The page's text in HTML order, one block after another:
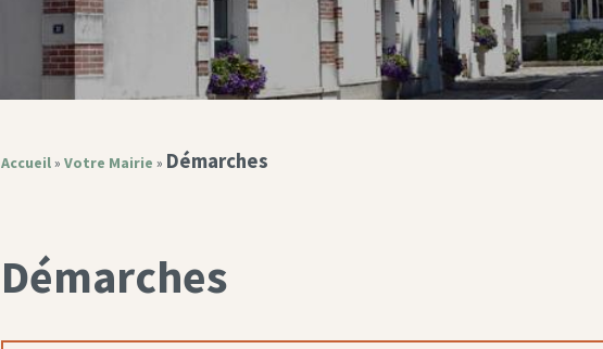
Accueil» Votre Mairie » Démarches
Démarches